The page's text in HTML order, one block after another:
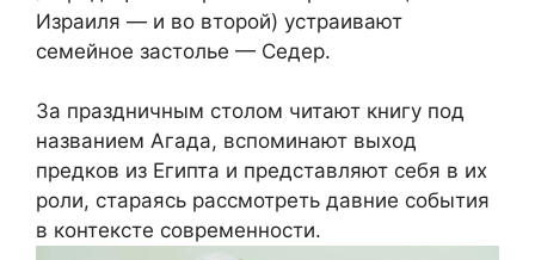
Израиля — и во второй) устраивают
семейное застолье — Седер.
За праздничным столом читают книгу под
названием Агада, вспоминают выход
предков из Египта и представляют себя в их
роли, стараясь рассмотреть давние события
в контексте современности.